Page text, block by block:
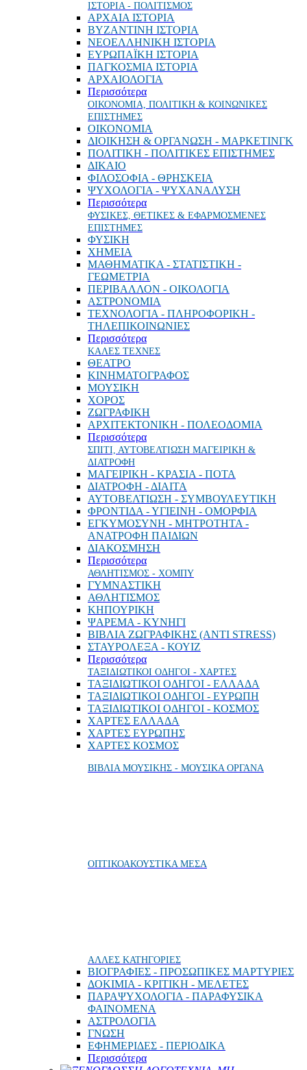
ΙΣΤΟΡΙΑ - ΠΟΛΙΤΙΣΜΟΣ
ΑΡΧΑΙΑ ΙΣΤΟΡΙΑ
ΒΥΖΑΝΤΙΝΗ ΙΣΤΟΡΙΑ
ΝΕΟΕΛΛΗΝΙΚΗ ΙΣΤΟΡΙΑ
ΕΥΡΩΠΑΪΚΗ ΙΣΤΟΡΙΑ
ΠΑΓΚΟΣΜΙΑ ΙΣΤΟΡΙΑ
ΑΡΧΑΙΟΛΟΓΙΑ
Περισσότερα
ΟΙΚΟΝΟΜΙΑ, ΠΟΛΙΤΙΚΗ & ΚΟΙΝΩΝΙΚΕΣ
ΕΠΙΣΤΗΜΕΣ
ΟΙΚΟΝΟΜΙΑ
ΔΙΟΙΚΗΣΗ & ΟΡΓΑΝΩΣΗ - ΜΑΡΚΕΤΙΝΓΚ
ΠΟΛΙΤΙΚΗ - ΠΟΛΙΤΙΚΕΣ ΕΠΙΣΤΗΜΕΣ
ΔΙΚΑΙΟ
ΦΙΛΟΣΟΦΙΑ - ΘΡΗΣΚΕΙΑ
ΨΥΧΟΛΟΓΙΑ - ΨΥΧΑΝΑΛΥΣΗ
Περισσότερα
ΦΥΣΙΚΕΣ, ΘΕΤΙΚΕΣ & ΕΦΑΡΜΟΣΜΕΝΕΣ
ΕΠΙΣΤΗΜΕΣ
ΦΥΣΙΚΗ
ΧΗΜΕΙΑ
ΜΑΘΗΜΑΤΙΚΑ - ΣΤΑΤΙΣΤΙΚΗ -
ΓΕΩΜΕΤΡΙΑ
ΠΕΡΙΒΑΛΛΟΝ - ΟΙΚΟΛΟΓΙΑ
ΑΣΤΡΟΝΟΜΙΑ
ΤΕΧΝΟΛΟΓΙΑ - ΠΛΗΡΟΦΟΡΙΚΗ -
ΤΗΛΕΠΙΚΟΙΝΩΝΙΕΣ
Περισσότερα
ΚΑΛΕΣ ΤΕΧΝΕΣ
ΘΕΑΤΡΟ
ΚΙΝΗΜΑΤΟΓΡΑΦΟΣ
ΜΟΥΣΙΚΗ
ΧΟΡΟΣ
ΖΩΓΡΑΦΙΚΗ
ΑΡΧΙΤΕΚΤΟΝΙΚΗ - ΠΟΛΕΟΔΟΜΙΑ
Περισσότερα
ΣΠΙΤΙ, ΑΥΤΟΒΕΛΤΙΩΣΗ ΜΑΓΕΙΡΙΚΗ &
ΔΙΑΤΡΟΦΗ
ΜΑΓΕΙΡΙΚΗ - ΚΡΑΣΙΑ - ΠΟΤΑ
ΔΙΑΤΡΟΦΗ - ΔΙΑΙΤΑ
ΑΥΤΟΒΕΛΤΙΩΣΗ - ΣΥΜΒΟΥΛΕΥΤΙΚΗ
ΦΡΟΝΤΙΔΑ - ΥΓΙΕΙΝΗ - ΟΜΟΡΦΙΑ
ΕΓΚΥΜΟΣΥΝΗ - ΜΗΤΡΟΤΗΤΑ -
ΑΝΑΤΡΟΦΗ ΠΑΙΔΙΩΝ
ΔΙΑΚΟΣΜΗΣΗ
Περισσότερα
ΑΘΛΗΤΙΣΜΟΣ - ΧΟΜΠΥ
ΓΥΜΝΑΣΤΙΚΗ
ΑΘΛΗΤΙΣΜΟΣ
ΚΗΠΟΥΡΙΚΗ
ΨΑΡΕΜΑ - ΚΥΝΗΓΙ
ΒΙΒΛΙΑ ΖΩΓΡΑΦΙΚΗΣ (ANTI STRESS)
ΣΤΑΥΡΟΛΕΞΑ - ΚΟΥΙΖ
Περισσότερα
ΤΑΞΙΔΙΩΤΙΚΟΙ ΟΔΗΓΟΙ - ΧΑΡΤΕΣ
ΤΑΞΙΔΙΩΤΙΚΟΙ ΟΔΗΓΟΙ - ΕΛΛΑΔΑ
ΤΑΞΙΔΙΩΤΙΚΟΙ ΟΔΗΓΟΙ - ΕΥΡΩΠΗ
ΤΑΞΙΔΙΩΤΙΚΟΙ ΟΔΗΓΟΙ - ΚΟΣΜΟΣ
ΧΑΡΤΕΣ ΕΛΛΑΔΑ
ΧΑΡΤΕΣ ΕΥΡΩΠΗΣ
ΧΑΡΤΕΣ ΚΟΣΜΟΣ
ΒΙΒΛΙΑ ΜΟΥΣΙΚΗΣ - ΜΟΥΣΙΚΑ ΟΡΓΑΝΑ
ΟΠΤΙΚΟΑΚΟΥΣΤΙΚΑ ΜΕΣΑ
ΑΛΛΕΣ ΚΑΤΗΓΟΡΙΕΣ
ΒΙΟΓΡΑΦΙΕΣ - ΠΡΟΣΩΠΙΚΕΣ ΜΑΡΤΥΡΙΕΣ
ΔΟΚΙΜΙΑ - ΚΡΙΤΙΚΗ - ΜΕΛΕΤΕΣ
ΠΑΡΑΨΥΧΟΛΟΓΙΑ - ΠΑΡΑΦΥΣΙΚΑ
ΦΑΙΝΟΜΕΝΑ
ΑΣΤΡΟΛΟΓΙΑ
ΓΝΩΣΗ
ΕΦΗΜΕΡΙΔΕΣ - ΠΕΡΙΟΔΙΚΑ
Περισσότερα